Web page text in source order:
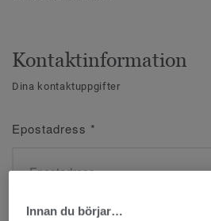
Kontaktinformation
Dina kontaktuppgifter
Epostadress *
Innan du börjar…